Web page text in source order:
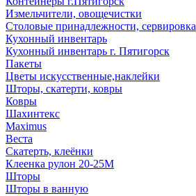
Измельчители, овощечистки
Столовые принадлежности, сервировка
Кухонный инвентарь
Кухонный инвентарь г. Пятигорск
Пакеты
Цветы искусственные,наклейки
Шторы, скатерти, ковры
Ковры
Шахинтекс
Maximus
Веста
Скатерть, клеёнки
Клеенка рулон 20-25М
Шторы
Шторы в ванную